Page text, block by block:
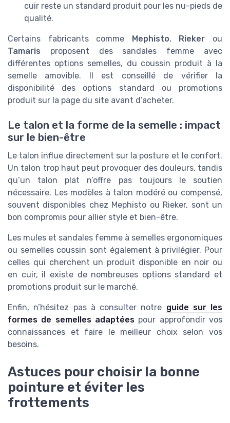
cuir reste un standard produit pour les nu-pieds de
qualité.
Certains fabricants comme Mephisto, Rieker ou
Tamaris proposent des sandales femme avec
différentes options semelles, du coussin produit à la
semelle amovible. Il est conseillé de vérifier la
disponibilité des options standard ou promotions
produit sur la page du site avant d’acheter.
Le talon et la forme de la semelle : impact
sur le bien-être
Le talon influe directement sur la posture et le confort.
Un talon trop haut peut provoquer des douleurs, tandis
qu’un talon plat n’offre pas toujours le soutien
nécessaire. Les modèles à talon modéré ou compensé,
souvent disponibles chez Mephisto ou Rieker, sont un
bon compromis pour allier style et bien-être.
Les mules et sandales femme à semelles ergonomiques
ou semelles coussin sont également à privilégier. Pour
celles qui cherchent un produit disponible en noir ou
en cuir, il existe de nombreuses options standard et
promotions produit sur le marché.
Enfin, n’hésitez pas à consulter notre guide sur les
formes de semelles adaptées pour approfondir vos
connaissances et faire le meilleur choix selon vos
besoins.
Astuces pour choisir la bonne
pointure et éviter les
frottements